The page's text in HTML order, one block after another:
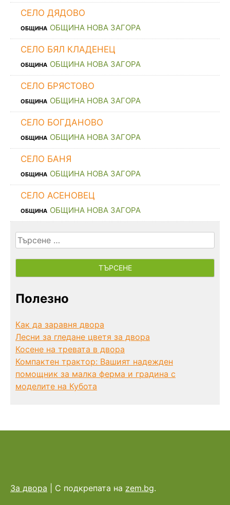
СЕЛО ДЯДОВО
ОБЩИНА ОБЩИНА НОВА ЗАГОРА
СЕЛО БЯЛ КЛАДЕНЕЦ
ОБЩИНА ОБЩИНА НОВА ЗАГОРА
СЕЛО БРЯСТОВО
ОБЩИНА ОБЩИНА НОВА ЗАГОРА
СЕЛО БОГДАНОВО
ОБЩИНА ОБЩИНА НОВА ЗАГОРА
СЕЛО БАНЯ
ОБЩИНА ОБЩИНА НОВА ЗАГОРА
СЕЛО АСЕНОВЕЦ
ОБЩИНА ОБЩИНА НОВА ЗАГОРА
Търсене
за:
Полезно
Как да заравня двора
Лесни за гледане цветя за двора
Косене на тревата в двора
Компактен трактор: Вашият надежден
помощник за малка ферма и градина с
моделите на Кубота
За двора С подкрепата на zem.bg.